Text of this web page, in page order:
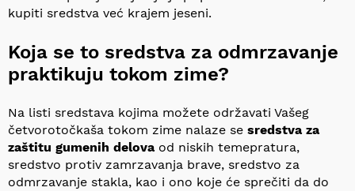
kupiti sredstva već krajem jeseni.
Koja se to sredstva za odmrzavanje
praktikuju tokom zime?
Na listi sredstava kojima možete održavati Vašeg
četvorotočkaša tokom zime nalaze se sredstva za
zaštitu gumenih delova od niskih temepratura,
sredstvo protiv zamrzavanja brave, sredstvo za
odmrzavanje stakla, kao i ono koje će sprečiti da do